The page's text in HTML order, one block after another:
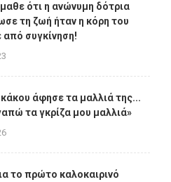
ότι η ανώνυμη δότρια
τη ζωή ήταν η κόρη του
από συγκίνηση!
άφησε τα μαλλιά της...
τα γκρίζα μου μαλλιά»
το πρώτο καλοκαιρινό